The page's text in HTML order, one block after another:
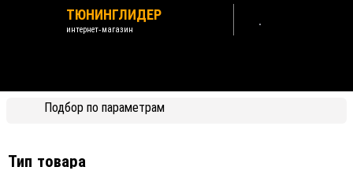
ТЮНИНГЛИДЕР
интернет-магазин
Назад /
Подбор по параметрам
Тип товара